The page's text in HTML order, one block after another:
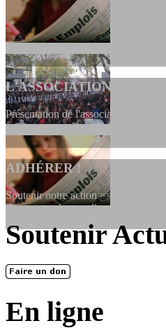
L'ASSOCIATION
Présentation de l'association et de
ADHÉRER !
Soutenir notre action ==> Si vous
dessous, en le remplissant et en...
En 2004, une dizaine de personnes
Soutenir
En ligne